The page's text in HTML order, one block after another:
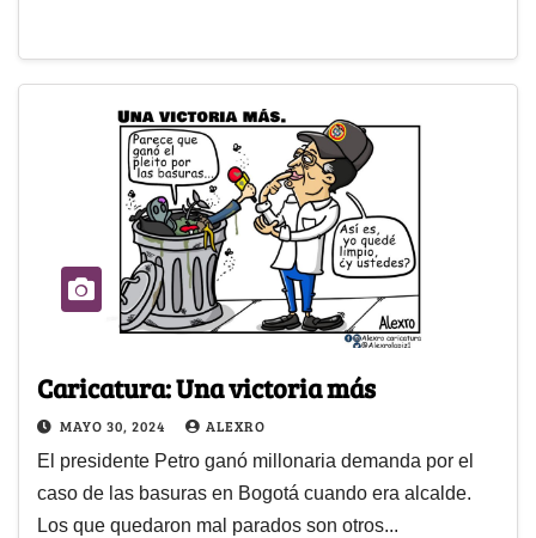
Caricatura: Una victoria más
MAYO 30, 2024 ALEXRO
El presidente Petro ganó millonaria demanda por el
caso de las basuras en Bogotá cuando era alcalde.
Los que quedaron mal parados son otros...